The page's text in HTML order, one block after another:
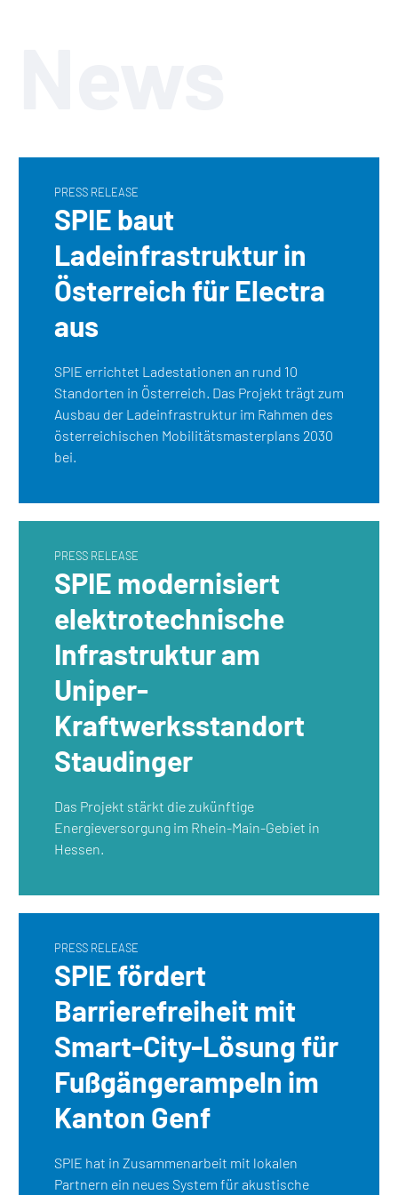
PRESS RELEASE
SPIE baut
Ladeinfrastruktur in
Österreich für Electra
aus
SPIE errichtet Ladestationen an rund 10
Standorten in Österreich. Das Projekt trägt zum
Ausbau der Ladeinfrastruktur im Rahmen des
österreichischen Mobilitätsmasterplans 2030
bei.
PRESS RELEASE
SPIE modernisiert
elektrotechnische
Infrastruktur am
Uniper-
Kraftwerksstandort
Staudinger
Das Projekt stärkt die zukünftige
Energieversorgung im Rhein-Main-Gebiet in
Hessen.
PRESS RELEASE
SPIE fördert
Barrierefreiheit mit
Smart-City-Lösung für
Fußgängerampeln im
Kanton Genf
SPIE hat in Zusammenarbeit mit lokalen
Partnern ein neues System für akustische